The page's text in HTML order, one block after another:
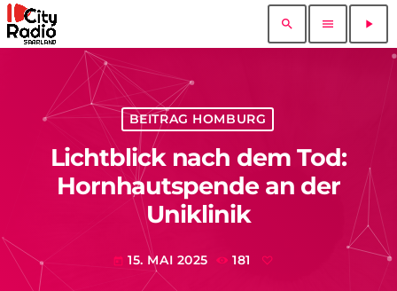
search menu play_arrow
BEITRAG HOMBURG
Lichtblick nach dem Tod:
Hornhautspende an der
Uniklinik
today 15. MAI 2025 181